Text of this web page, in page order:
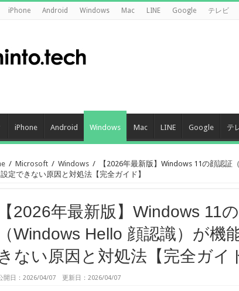
iPhone Android Windows Mac LINE Google テレビ
iPhone Android Windows Mac LINE Google テ
/ Microsoft / Windows /
【2026年最新版】Windows 11の顔認証
定できない原因と対処法【完全ガイド】
【2026年最新版】Windows 11
（Windows Hello 顔認識）が機
きない原因と対処法【完全ガイ
開日：2026/04/07 更新日：2026/04/07